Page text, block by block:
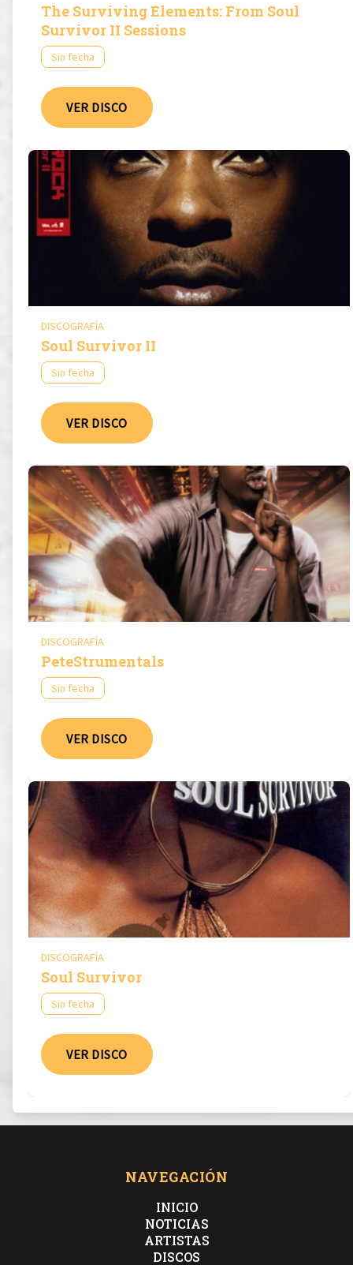
The Surviving Elements: From Soul
Survivor II Sessions
Sin fecha
VER DISCO
DISCOGRAFÍA
Soul Survivor II
Sin fecha
VER DISCO
DISCOGRAFÍA
PeteStrumentals
Sin fecha
VER DISCO
DISCOGRAFÍA
Soul Survivor
Sin fecha
VER DISCO
NAVEGACIÓN
INICIO
NOTICIAS
ARTISTAS
DISCOS